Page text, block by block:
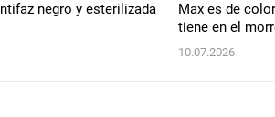
negro y esterilizada
Max es de
tiene en el
10.07.2026